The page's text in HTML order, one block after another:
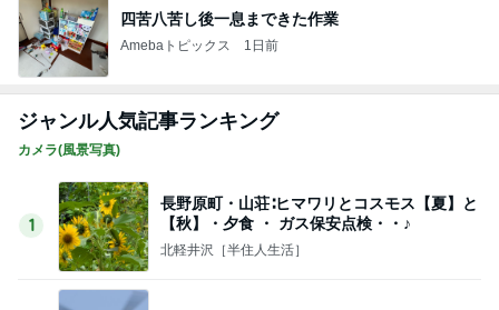
四苦八苦し後一息まできた作業
Amebaトピックス 1日前
ジャンル人気記事ランキング
カメラ(風景写真)
1
長野原町・山荘∶ヒマワリとコスモス【夏】と
【秋】・夕食 ・ ガス保安点検・・♪
北軽井沢［半住人生活］